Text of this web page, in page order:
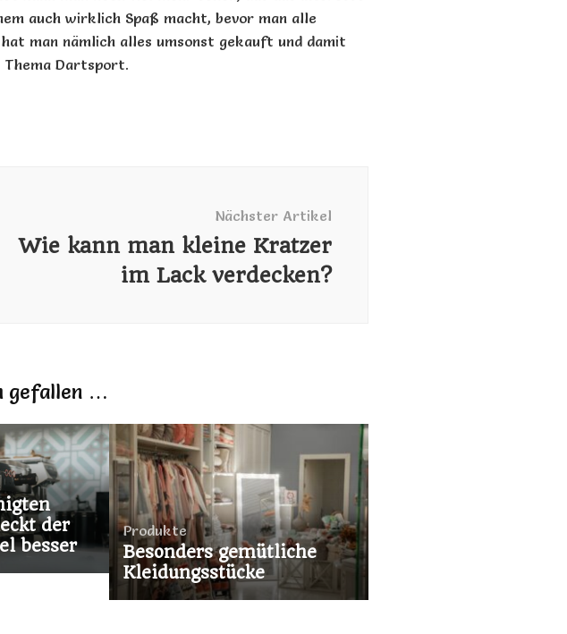
auch wirklich Spaß macht, bevor man alle
man nämlich alles umsonst gekauft und damit
Thema Dartsport.
Nächster Artikel
Wie kann man kleine Kratzer
im Lack verdecken?
gefallen …
der
besser
Produkte
Besonders gemütliche
Kleidungsstücke